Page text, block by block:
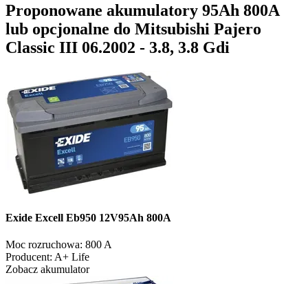
Proponowane akumulatory 95Ah 800A
lub opcjonalne do Mitsubishi Pajero
Classic III 06.2002 - 3.8, 3.8 Gdi
Exide Excell Eb950 12V95Ah 800A
Moc rozruchowa: 800 A
Producent: A+ Life
Zobacz akumulator